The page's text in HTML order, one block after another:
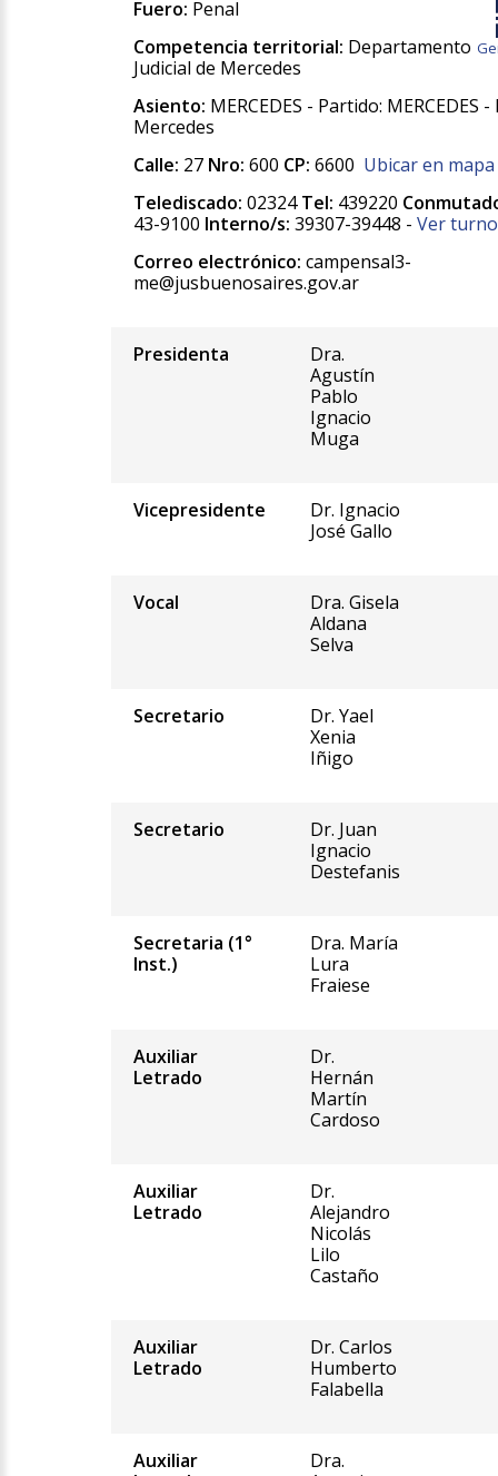
Fuero: Penal
Competencia territorial: Departamento
Judicial de Mercedes
Asiento: MERCEDES - Partido: MERCEDES
Mercedes
Calle: 27 Nro: 600 CP: 6600 Ubicar en mapa
Telediscado: 02324Tel: 439220
43-9100 Interno/s: 39307-39448 - Ver
Correo electrónico: campensal3-
me@jusbuenosaires.gov.ar
Presidenta
Dra.
Agustín
Pablo
Ignacio
Muga
Vicepresidente
Dr. Ignacio
José Gallo
Vocal
Dra. Gisela
Aldana
Selva
Secretario
Dr. Yael
Xenia
Iñigo
Secretario
Dr. Juan
Ignacio
Destefanis
Secretaria (1°
Inst.)
Dra. María
Lura
Fraiese
Auxiliar
Letrado
Dr.
Hernán
Martín
Cardoso
Auxiliar
Letrado
Dr.
Alejandro
Nicolás
Lilo
Castaño
Auxiliar
Letrado
Dr. Carlos
Humberto
Falabella
Auxiliar
Dra.